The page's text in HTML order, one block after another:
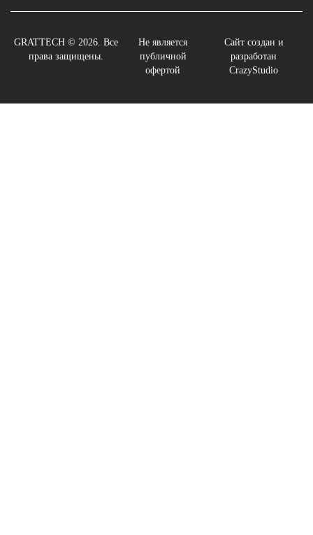
GRATTECH © 2026. Все
права защищены.
Не является
публичной
офертой
Сайт создан и
разработан
CrazyStudio